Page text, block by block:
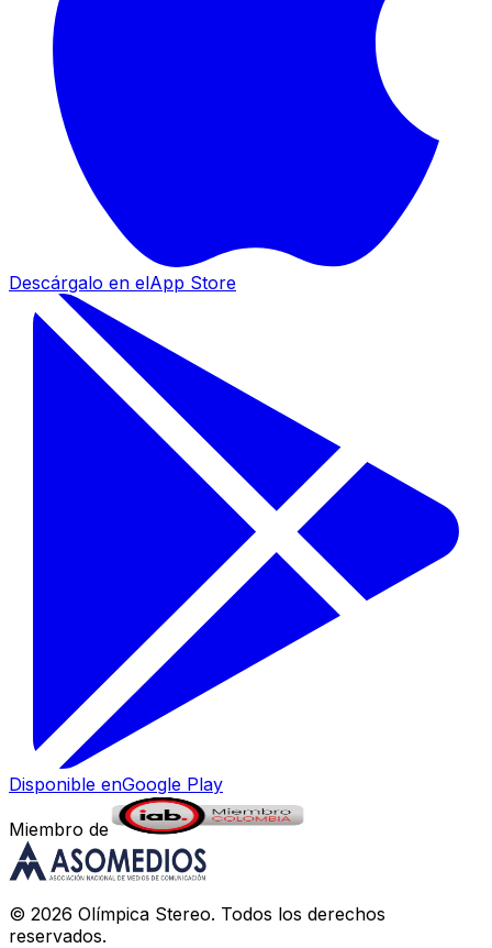
Descárgalo en elApp Store
Disponible enGoogle Play
Miembro de
© 2026 Olímpica Stereo. Todos los derechos
reservados.